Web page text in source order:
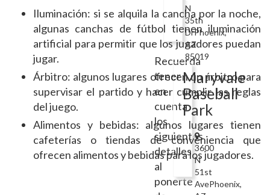
N
35th
DrPhoenix,
AZ
85019
Maryvale
Baseball
Park
3600
N
51st
AvePhoenix,
Recuerda
tener
en
cuenta
los
siguientes
detalles
al
ponerte
Iluminación: si se alquila la cancha por la noche,
algunas canchas de fútbol tienen iluminación
artificial para permitir que los jugadores puedan
jugar.
Árbitro: algunos lugares ofrecen un árbitro para
supervisar el partido y hacer cumplir las reglas
del juego.
Alimentos y bebidas: algunos lugares tienen
cafeterías o tiendas de conveniencia que
ofrecen alimentos y bebidas para los jugadores.